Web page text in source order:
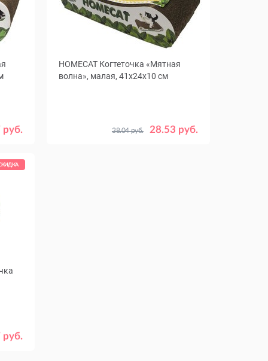
руб.
HOMECAT Когтеточка «Мятная
волна», малая, 41x24x10 см
28.53 руб.
38.04 руб.
руб.
L